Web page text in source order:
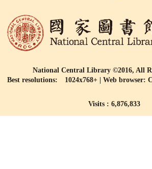
National Central Library ©2016, All
Best resolutions: 1024x768+ | Web browser:
Visits : 6,876,833